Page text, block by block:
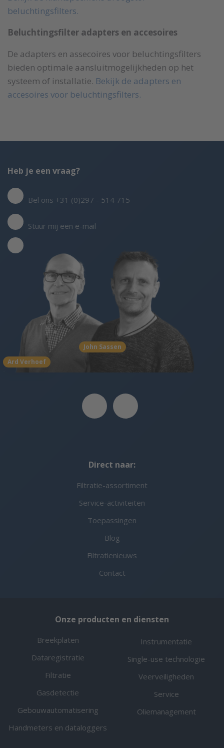
beluchtingsfilters.
Beluchtingsfilter adapters en accesoires
De adapters en assecoires voor beluchtingsfilters
bieden optimale aansluitmogelijkheden op het
systeem of installatie. Bekijk de adapters en
accesoires voor beluchtingsfilters.
Ard Verhoef
John Sassen
Heb je een vraag?
Bel ons +31 (0)297 - 514 715
Stuur mij een e-mail
Direct naar:
Filtratie-assortiment
Service-activiteiten
Toepassingen
Blog
Filtratienieuws
Contact
Onze producten en diensten
Breekplaten
Dataregistratie
Filtratie
Gasdetectie
Gebouwautomatisering
Handmeters en dataloggers
Instrumentatie
Single-use technologie
Veerveiligheden
Service
Oliemanagement